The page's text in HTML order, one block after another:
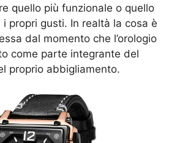
quello più funzionale o quello
propri gusti. In realtà la cosa è
dal momento che l’orologio
come parte integrante del
proprio abbigliamento.